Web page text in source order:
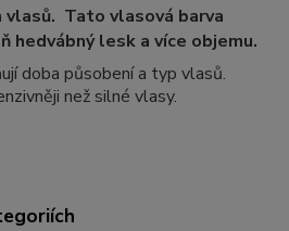
vlasů. Tato vlasová barva
hedvábný lesk a více objemu.
doba působení a typ vlasů.
než silné vlasy.